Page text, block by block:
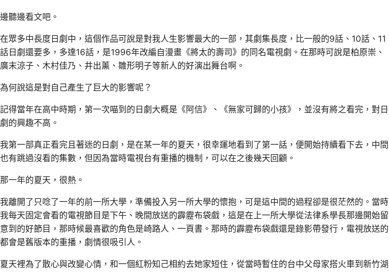
邊聽邊看文吧。
在眾多中長度日劇中，這個作品可說是對我人生影響最大的一部，其劇集長度，比一般的9話、10話、11
話日劇還要多，多達16話，是1996年改編自漫畫《將太的壽司》的同名電視劇。在那時可說是柏原崇、
廣末涼子、木村佳乃、井出薰、雛形明子等新人的好演出舞台啊。
為何說這是對自己產生了巨大的影響呢？
記得當年在高中時期，第一次喵到的日劇大概是《阿信》、《無家可歸的小孩》，並沒有將之看完，對日
劇的興趣不高。
我第一部真正看完且著迷的日劇，是在某一年的夏天，很幸運地看到了第一話，便開始持續看下去，中間
也有跳過沒看的集數，但因為當時電視台有重播的機制，可以在之後幾天回顧。
那一年的夏天，很熱。
我離開了只唸了一年的前一所大學，準備投入另一所大學的懷抱，可是這中間的過程卻是很茫然的。當時
我每天固定會看的電視節目是下午、晚間放送的霹靂布袋戲，這是在上一所大學從法律系學長那邊開始留
意到的好節目，那時候最喜歡的角色是崎路人、一頁書。那時的霹靂布袋戲還是錄影帶發行，電視放送的
都會是舊版本的重播，劇情很吸引人。
夏天裡為了散心與改變心情，和一個紅粉知己相約去她家短住，從當時暫住的台中父母家搭火車到新竹湖